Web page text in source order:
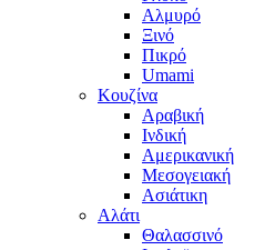
Αλμυρό
Ξινό
Πικρό
Umami
Κουζίνα
Αραβική
Ινδική
Αμερικανική
Μεσογειακή
Ασιάτικη
Αλάτι
Θαλασσινό